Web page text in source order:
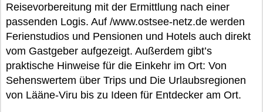
Reisevorbereitung mit der Ermittlung nach einer
passenden Logis. Auf /www.ostsee-netz.de werden
Ferienstudios und Pensionen und Hotels auch direkt
vom Gastgeber aufgezeigt. Außerdem gibt’s
praktische Hinweise für die Einkehr im Ort: Von
Sehenswertem über Trips und Die Urlaubsregionen
von Lääne-Viru bis zu Ideen für Entdecker am Ort.